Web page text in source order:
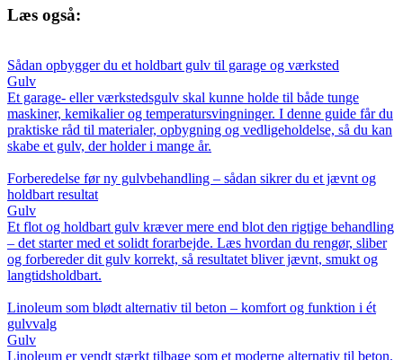
Læs også:
Sådan opbygger du et holdbart gulv til garage og værksted
Gulv
Et garage- eller værkstedsgulv skal kunne holde til både tunge
maskiner, kemikalier og temperatursvingninger. I denne guide får du
praktiske råd til materialer, opbygning og vedligeholdelse, så du kan
skabe et gulv, der holder i mange år.
Forberedelse før ny gulvbehandling – sådan sikrer du et jævnt og
holdbart resultat
Gulv
Et flot og holdbart gulv kræver mere end blot den rigtige behandling
– det starter med et solidt forarbejde. Læs hvordan du rengør, sliber
og forbereder dit gulv korrekt, så resultatet bliver jævnt, smukt og
langtidsholdbart.
Linoleum som blødt alternativ til beton – komfort og funktion i ét
gulvvalg
Gulv
Linoleum er vendt stærkt tilbage som et moderne alternativ til beton.